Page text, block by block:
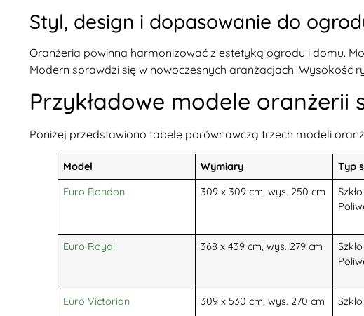
Styl, design i dopasowanie do
Oranżeria powinna harmonizować z estetyką ogrodu i domu.
Modern sprawdzi się w nowoczesnych aranżacjach. Wysokość
Przykładowe modele oranżerii
Poniżej przedstawiono tabelę porównawczą trzech modeli
Model Wymiary Typ
Euro Rondon
309 x 309 cm, wys. 250 cm
Euro Royal 368 x 439 cm, wys. 279 cm
Euro Victorian 309 x 530 cm, wys. 270 cm